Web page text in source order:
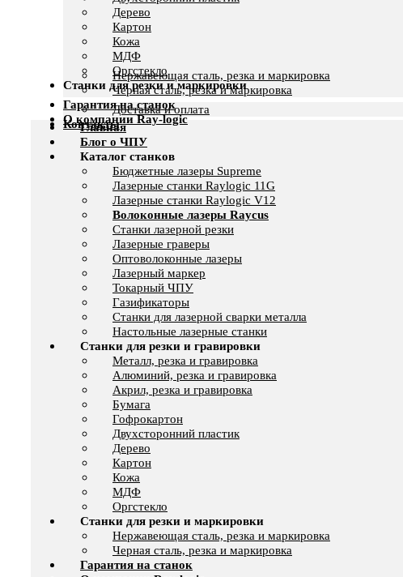
Дерево
Картон
Кожа
МДФ
Оргстекло
Станки для резки и маркировки
Нержавеющая сталь, резка и маркировка
Черная сталь, резка и маркировка
Гарантия на станок
О компании Ray-logic
Доставка и оплата
Контакты
Главная
Блог о ЧПУ
Каталог станков
Бюджетные лазеры Supreme
Лазерные станки Raylogic 11G
Лазерные станки Raylogic V12
Волоконные лазеры Raycus
Станки лазерной резки
Лазерные граверы
Оптоволоконные лазеры
Лазерный маркер
Токарный ЧПУ
Газификаторы
Cтанки для лазерной сварки металла
Настольные лазерные станки
Станки для резки и гравировки
Металл, резка и гравировка
Алюминий, резка и гравировка
Акрил, резка и гравировка
Бумага
Гофрокартон
Двухсторонний пластик
Дерево
Картон
Кожа
МДФ
Оргстекло
Станки для резки и маркировки
Нержавеющая сталь, резка и маркировка
Черная сталь, резка и маркировка
Гарантия на станок